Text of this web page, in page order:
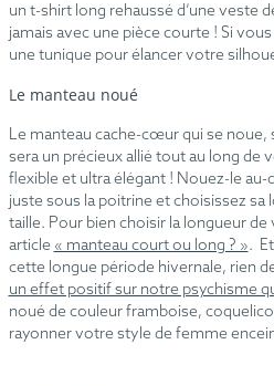
un t-shirt long rehaussé d’une veste
jamais avec une pièce courte ! Si
une tunique pour élancer votre
Le manteau noué
Le manteau cache-cœur qui se
sera un précieux allié tout au long de
flexible et ultra élégant ! Nouez-le
juste sous la poitrine et choisissez
taille. Pour bien choisir la longueur
article « manteau court ou long ? ».
cette longue période hivernale, rien
un effet positif sur notre psychisme
noué de couleur framboise,
rayonner votre style de femme